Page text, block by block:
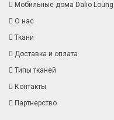
Мобильные дома Dalio
О нас
Ткани
Доставка и оплата
Типы тканей
Контакты
Партнерство